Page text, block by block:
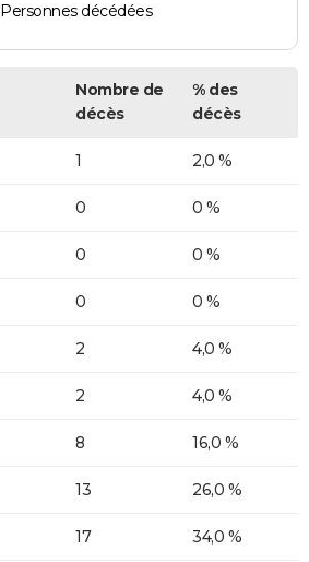
Personnes décédées
Nombre de
décès
% des
décès
1 2,0 %
0 0 %
0 0 %
0 0 %
2 4,0 %
2 4,0 %
8 16,0 %
13 26,0 %
17 34,0 %